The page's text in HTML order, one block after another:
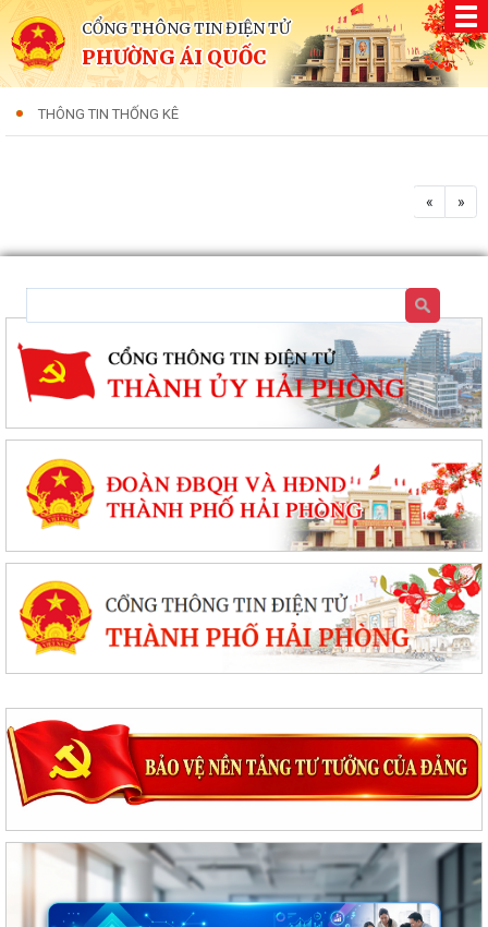
CỔNG THÔNG TIN ĐIỆN TỬ
PHƯỜNG ÁI QUỐC
THÔNG TIN THỐNG KÊ
« »